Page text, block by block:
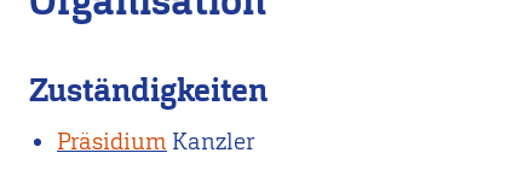
Zuständigkeiten
Präsidium Kanzler